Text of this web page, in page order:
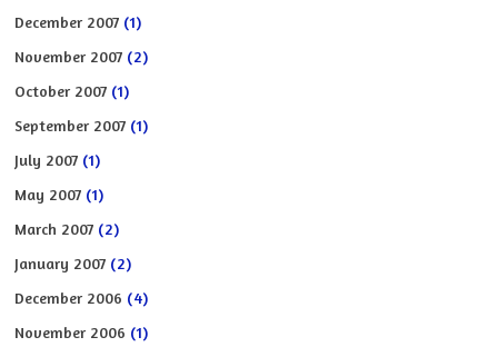
December 2007 (1)
November 2007 (2)
October 2007 (1)
September 2007 (1)
July 2007 (1)
May 2007 (1)
March 2007 (2)
January 2007 (2)
December 2006 (4)
November 2006 (1)